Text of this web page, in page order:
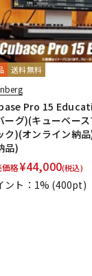
送料無料
Pro 15
ーグ)(キューベー
ク)(オンライン納
品)
価格¥44,000(税込)
ント：1% (400pt)